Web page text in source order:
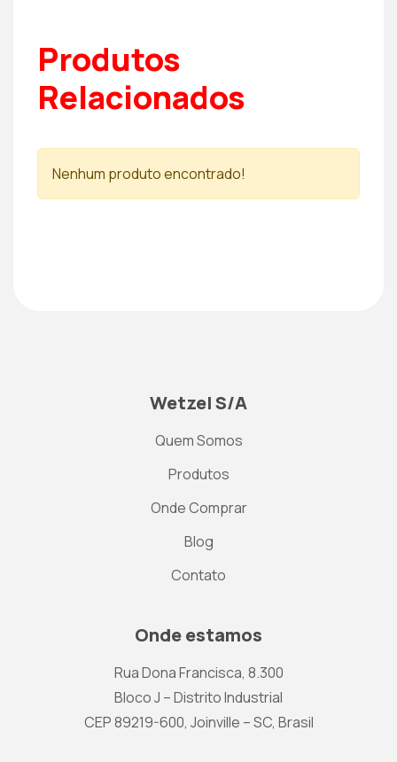
Produtos
Relacionados
Nenhum produto encontrado!
Wetzel S/A
Quem Somos
Produtos
Onde Comprar
Blog
Contato
Onde estamos
Rua Dona Francisca, 8.300
Bloco J – Distrito Industrial
CEP 89219-600, Joinville – SC, Brasil